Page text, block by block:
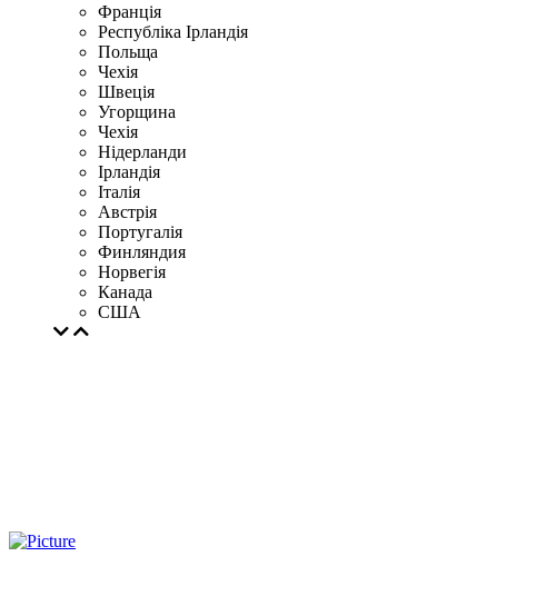
Франція
Республіка Ірландія
Польща
Чехія
Швецiя
Угорщина
Чехія
Нідерланди
Iрландія
Iталiя
Австрія
Португалія
Финляндия
Норвегія
Канада
США